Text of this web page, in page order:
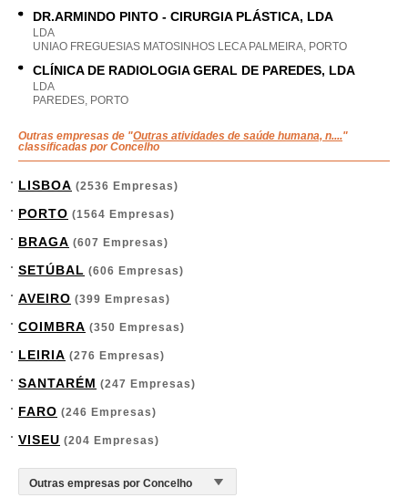
DR.ARMINDO PINTO - CIRURGIA PLÁSTICA, LDA
LDA
UNIAO FREGUESIAS MATOSINHOS LECA PALMEIRA, PORTO
CLÍNICA DE RADIOLOGIA GERAL DE PAREDES, LDA
LDA
PAREDES, PORTO
Outras empresas de "Outras atividades de saúde humana, n...."
classificadas por Concelho
LISBOA (2536 Empresas)
PORTO (1564 Empresas)
BRAGA (607 Empresas)
SETÚBAL (606 Empresas)
AVEIRO (399 Empresas)
COIMBRA (350 Empresas)
LEIRIA (276 Empresas)
SANTARÉM (247 Empresas)
FARO (246 Empresas)
VISEU (204 Empresas)